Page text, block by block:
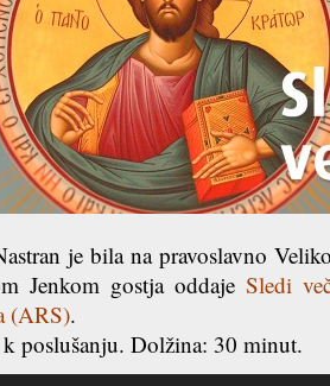
je bila na pravoslavno
Jenkom gostja oddaje Sledi
(ARS).
poslušanju. Dolžina: 30 minut.